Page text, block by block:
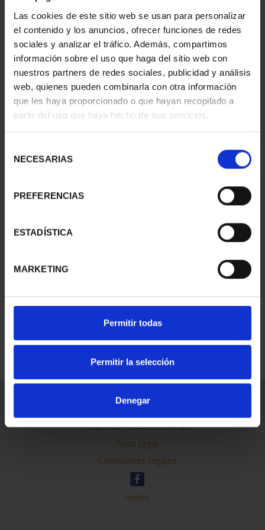
Las cookies de este sitio web se usan para personalizar
el contenido y los anuncios, ofrecer funciones de redes
sociales y analizar el tráfico. Además, compartimos
información sobre el uso que haga del sitio web con
nuestros partners de redes sociales, publicidad y análisis
web, quienes pueden combinarla con otra información
que les haya proporcionado o que hayan recopilado a
partir del uso que haya hecho de sus servicios.
NECESARIAS
PREFERENCIAS
ESTADÍSTICA
MARKETING
Permitir todas
Permitir la selección
Denegar
CENTENARIO DE
SOROLLA (2023)
610,00 €
REFINAR
Información General
Contacto
Preguntas Frequentes (FAQs)
Aviso Legal
Condiciones Legales
Ayuda